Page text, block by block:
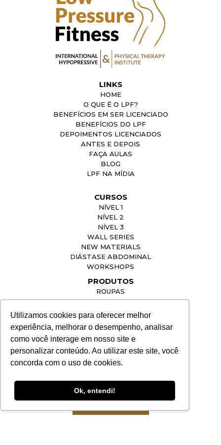
Utilizamos cookies para oferecer melhor
experiência, melhorar o desempenho, analisar
como você interage em nosso site e
personalizar conteúdo. Ao utilizar este site, você
concorda com o uso de cookies.
Ok, entendi!
LINKS
HOME
O QUE É O LPF?
BENEFÍCIOS EM SER LICENCIADO
BENEFÍCIOS DO LPF
DEPOIMENTOS LICENCIADOS
ANTES E DEPOIS
FAÇA AULAS
BLOG
LPF NA MÍDIA
CURSOS
NÍVEL 1
NÍVEL 2
NÍVEL 3
WALL SERIES
NEW MATERIALS
DIÁSTASE ABDOMINAL
WORKSHOPS
PRODUTOS
ROUPAS
SIGA NOSSAS REDES SOCIAIS
INFORMAÇÕES
contato@lpfbrasil.com.br